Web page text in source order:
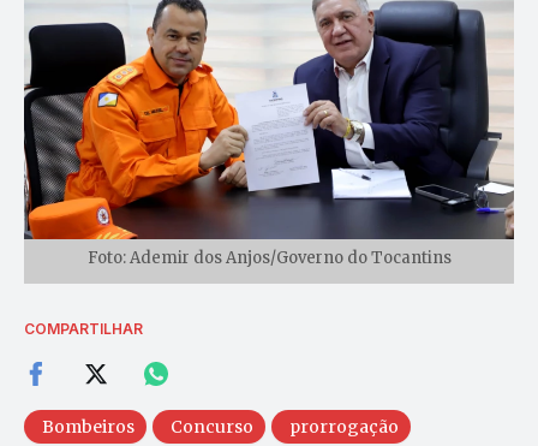
Foto: Ademir dos Anjos/Governo do Tocantins
COMPARTILHAR
Bombeiros Concurso
prorrogação